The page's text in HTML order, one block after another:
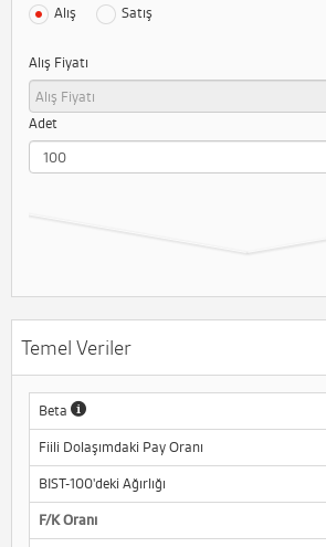
Alış
Satış
Alış Fiyatı
Adet
Temel Veriler
Beta
Fiili Dolaşımdaki Pay Oranı
BIST-100'deki Ağırlığı
F/K Oranı